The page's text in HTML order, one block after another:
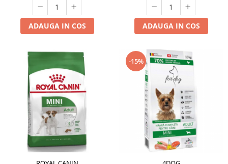
ADAUGA IN COS ADAUGA IN COS
-15%